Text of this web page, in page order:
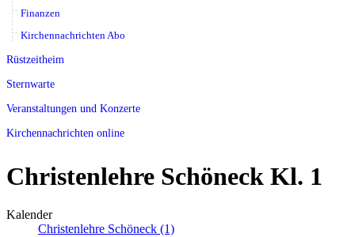
Finanzen
Kirchennachrichten Abo
Rüstzeitheim
Sternwarte
Veranstaltungen und Konzerte
Kirchennachrichten online
Christenlehre Schöneck Kl. 1
Kalender
Christenlehre Schöneck (1)